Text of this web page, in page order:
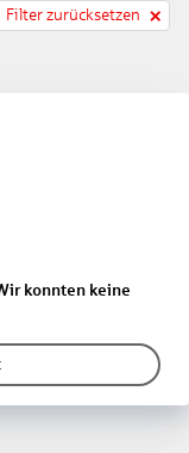
Filter zurücksetzen
konnten keine